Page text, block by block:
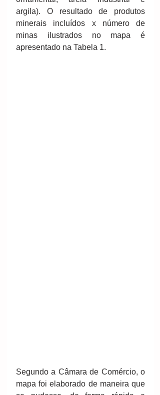
argila). O resultado de produtos
minerais incluídos x número de
minas ilustrados no mapa é
apresentado na Tabela 1.
Segundo a Câmara de Comércio, o
mapa foi elaborado de maneira que